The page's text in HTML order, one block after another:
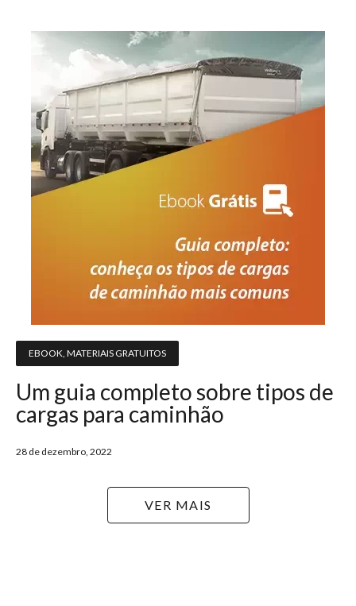
EBOOK MATERIAIS GRATUITOS
Um guia completo sobre tipos de
cargas para caminhão
28 de dezembro, 2022
VER MAIS